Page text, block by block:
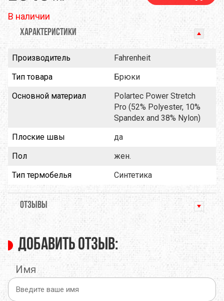
В наличии
ХАРАКТЕРИСТИКИ
Производитель
Fahrenheit
Тип товара
Брюки
Основной материал
Polartec Power Stretch
Pro (52% Polyester, 10%
Spandex and 38% Nylon)
Плоские швы
да
Пол
жен.
Тип термобелья
Синтетика
ОТЗЫВЫ
Добавить отзыв:
Имя